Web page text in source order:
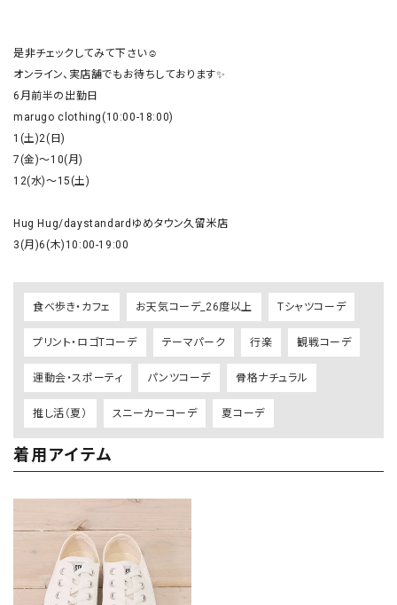
是非チェックしてみて下さい☺️
オンライン、実店舗でもお待ちしております✨
6月前半の出勤日
marugo clothing(10:00-18:00)
1(土)2(日)
7(金)〜10(月)
12(水)〜15(土)
Hug Hug/daystandardゆめタウン久留米店
食べ歩き・カフェ お天気コーデ_26度以上 Tシャツコーデ
プリント・ロゴTコーデ テーマパーク 行楽 観戦コーデ
運動会・スポーティ パンツコーデ 骨格ナチュラル
推し活（夏） スニーカーコーデ 夏コーデ
着用アイテム